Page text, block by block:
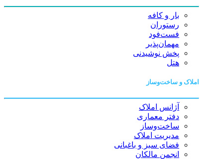
بار و کافه
رستوران
فست‌فود
مهمان‌پذیر
پخش نوشیدنی
هتل
املاک و ساخت‌وساز
آژانس املاک
دفتر معماری
ساخت‌وساز
مدیریت املاک
فضای سبز و باغبانی
انجمن مالکان